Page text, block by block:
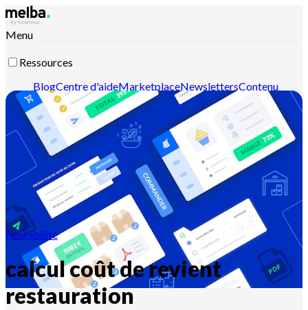
Menu
Ressources
BlogCentre d'aideMarketplaceNewslettersContenu
intelligentDocumentation APIDocumentation MCP
Contactez-nousDécouvrir melba
Rentabilité
calcul coût de revient
restauration